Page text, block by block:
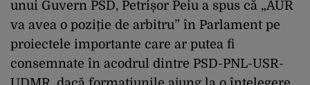
unui Guvern PSD, Petrișor Peiu a spus că „AUR
va avea o poziție de arbitru” în Parlament pe
proiectele importante care ar putea fi
consemnate în acodrul dintre PSD-PNL-USR-